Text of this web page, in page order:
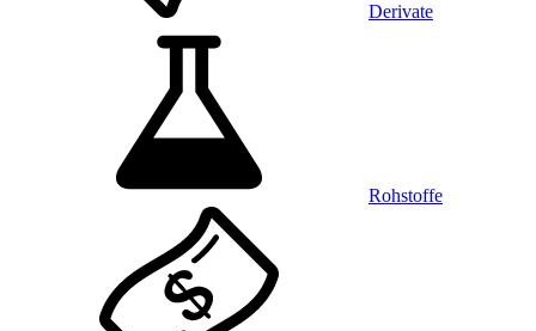
Derivate
Rohstoffe